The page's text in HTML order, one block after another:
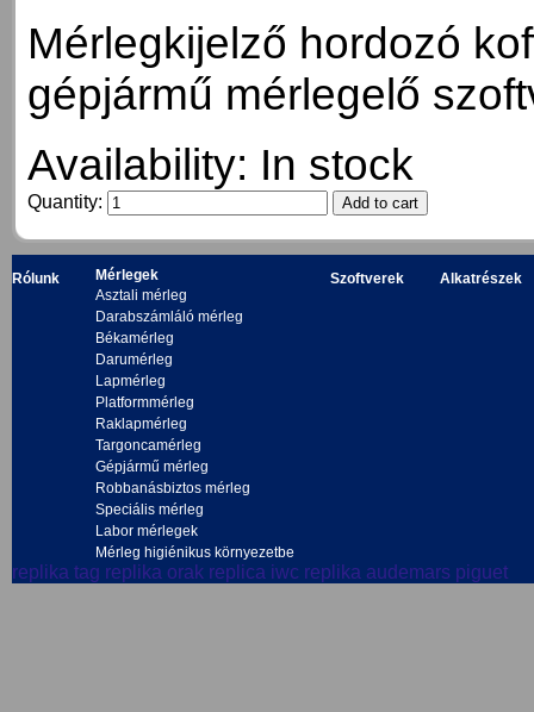
Mérlegkijelző hordozó
gépjármű mérlegelő
Availability: In stock
Quantity:
Rólunk
Mérlegek
Asztali mérleg
Darabszámláló mérleg
Békamérleg
Darumérleg
Lapmérleg
Platformmérleg
Raklapmérleg
Targoncamérleg
Gépjármű mérleg
Robbanásbiztos mérleg
Speciális mérleg
Labor mérlegek
Mérleg higiénikus környezetbe
Szoftverek Alkatrészek
replika tag replika orak replica iwc replika audemars piguet